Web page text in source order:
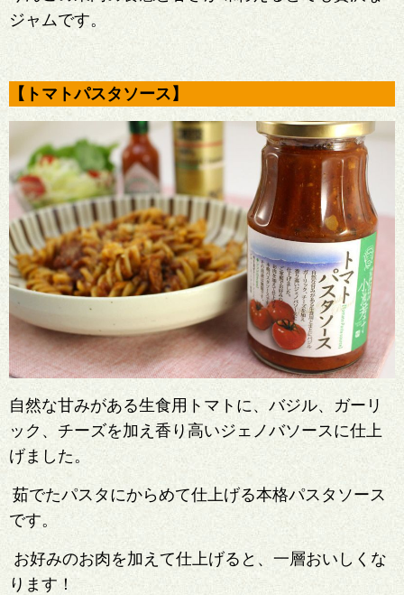
ジャムです。
【トマトパスタソース】
自然な甘みがある生食用トマトに、バジル、ガーリ
ック、チーズを加え香り高いジェノバソースに仕上
げました。
茹でたパスタにからめて仕上げる本格パスタソース
です。
お好みのお肉を加えて仕上げると、一層おいしくな
ります！